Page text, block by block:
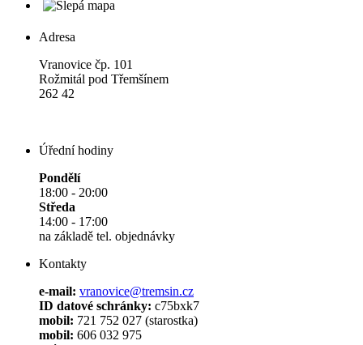
Adresa
Vranovice čp. 101
Rožmitál pod Třemšínem
262 42
Úřední hodiny
Pondělí
18:00 - 20:00
Středa
14:00 - 17:00
na základě tel. objednávky
Kontakty
e-mail: vranovice@tremsin.cz
ID datové schránky: c75bxk7
mobil: 721 752 027 (starostka)
mobil: 606 032 975